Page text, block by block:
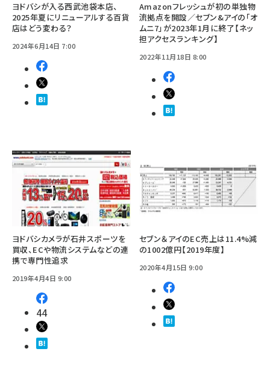
ヨドバシが入る西武池袋本店、
2025年夏にリニューアルする百貨
店はどう変わる？
2024年6月14日 7:00
Amazonフレッシュが初の単独物
流拠点を開設／セブン&アイの「オ
ムニ7」が2023年1月に終了【ネッ
担アクセスランキング】
2022年11月18日 8:00
ヨドバシカメラが石井スポーツを
買収、ECや物流システムなどの連
携で専門性追求
2019年4月4日 9:00
44
セブン＆アイのEC売上は11.4%減
の1002億円【2019年度】
2020年4月15日 9:00